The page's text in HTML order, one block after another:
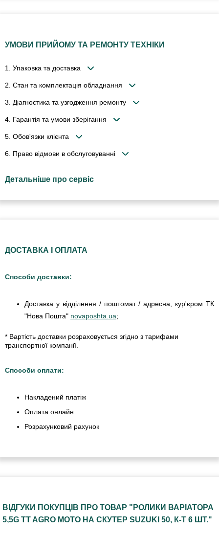
УМОВИ ПРИЙОМУ ТА РЕМОНТУ ТЕХНІКИ
1. Упаковка та доставка
2. Стан та комплектація обладнання
3. Діагностика та узгодження ремонту
4. Гарантія та умови зберігання
5. Обов'язки клієнта
6. Право відмови в обслуговуванні
Детальніше про сервіс
ДОСТАВКА І ОПЛАТА
Способи доставки:
Доставка у відділення / поштомат / адресна, кур'єром ТК
"Нова Пошта" novaposhta.ua;
* Вартість доставки розраховується згідно з тарифами
транспортної компанії.
Способи оплати:
Накладений платіж
Оплата онлайн
Розрахунковий рахунок
ВІДГУКИ ПОКУПЦІВ ПРО ТОВАР "РОЛИКИ ВАРІАТОРА
5,5G TT AGRO MOTO НА СКУТЕР SUZUKI 50, К-Т 6 ШТ."